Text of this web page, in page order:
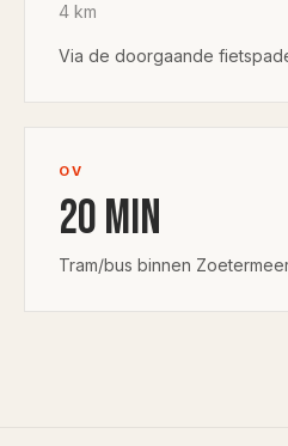
4 km
Via de doorgaande
OV
20min
Tram/bus binnen